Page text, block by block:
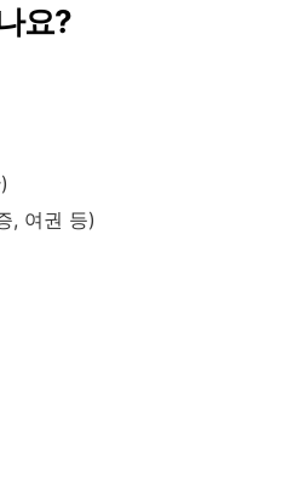
요?
, 여권 등)